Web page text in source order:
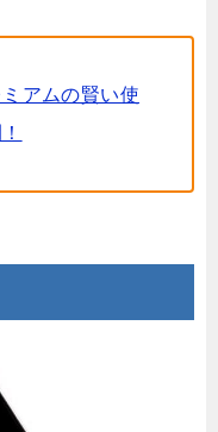
アムの賢い使